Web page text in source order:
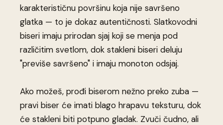
karakterističnu površinu koja nije savršeno
glatka — to je dokaz autentičnosti. Slatkovodni
biseri imaju prirodan sjaj koji se menja pod
različitim svetlom, dok stakleni biseri deluju
"previše savršeno" i imaju monoton odsjaj.
Ako možeš, prođi biserom nežno preko zuba —
pravi biser će imati blago hrapavu teksturu, dok
će stakleni biti potpuno gladak. Zvuči čudno, ali